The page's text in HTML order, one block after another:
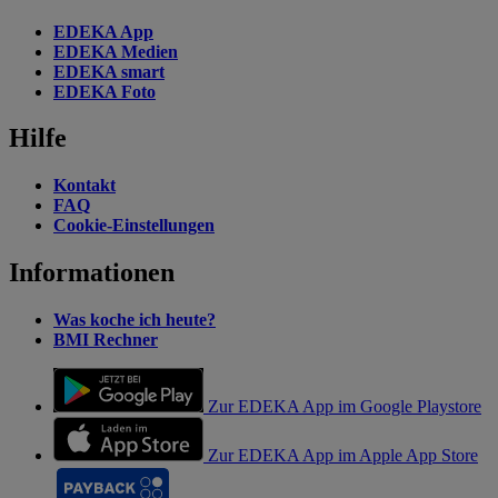
EDEKA App
EDEKA Medien
EDEKA smart
EDEKA Foto
Hilfe
Kontakt
FAQ
Cookie-Einstellungen
Informationen
Was koche ich heute?
BMI Rechner
Zur EDEKA App im Google Playstore
Zur EDEKA App im Apple App Store